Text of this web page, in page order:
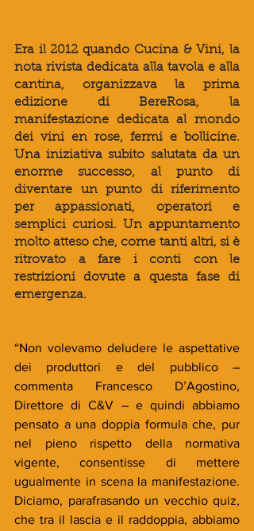
Era il 2012 quando Cucina & Vini, la
nota rivista dedicata alla tavola e alla
cantina, organizzava la prima
edizione di BereRosa, la
manifestazione dedicata al mondo
dei vini en rose, fermi e bollicine.
Una iniziativa subito salutata da un
enorme successo, al punto di
diventare un punto di riferimento
per appassionati, operatori e
semplici curiosi. Un appuntamento
molto atteso che, come tanti altri, si è
ritrovato a fare i conti con le
restrizioni dovute a questa fase di
emergenza.
“Non volevamo deludere le aspettative
dei produttori e del pubblico –
commenta Francesco D’Agostino,
Direttore di C&V – e quindi abbiamo
pensato a una doppia formula che, pur
nel pieno rispetto della normativa
vigente, consentisse di mettere
ugualmente in scena la manifestazione.
Diciamo, parafrasando un vecchio quiz,
che tra il lascia e il raddoppia, abbiamo